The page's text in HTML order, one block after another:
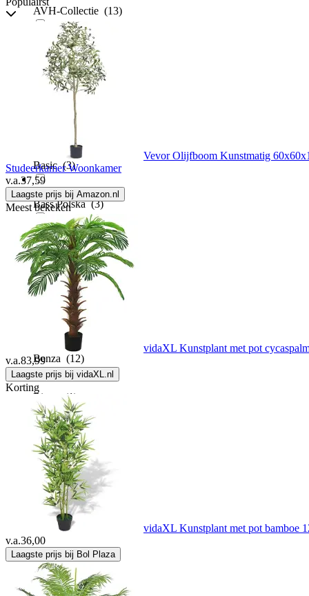
AVH-Collectie (13)
B Living(1)
B-home-interieur.be
Basic(3)
Bass Polska(3)
Bauhaus(6)
Beautanic Lifestyle
Beliani(99)
Benza (12)
Bitten(1)
Blokker(14)
Bloomingville (45)
Blumtal(6)
Bobbel Home(4)
BOG(1)
Vevor Olijfboom Kunstmatig
Studeerkamer Woonkamer
v.a.37,59
Laagste prijs bij Amazon.nl
Meest bekeken
vidaXL Kunstplant met pot
v.a.83,99
Laagste prijs bij vidaXL.nl
Korting
vidaXL Kunstplant met pot bamboe
v.a.36,00
Laagste prijs bij Bol Plaza